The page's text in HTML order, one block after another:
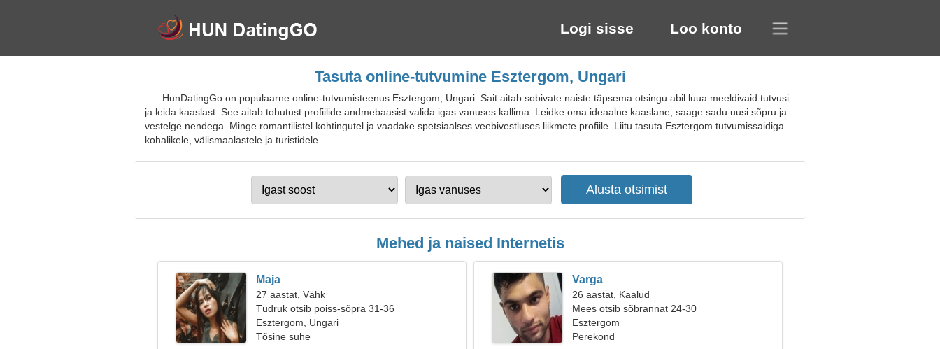
Logi sisse Loo konto
Tasuta online-tutvumine Esztergom, Ungari
HunDatingGo on populaarne online-tutvumisteenus Esztergom, Ungari. Sait aitab sobivate naiste täpsema otsingu abil luua meeldivaid tutvusi
ja leida kaaslast. See aitab tohutust profiilide andmebaasist valida igas vanuses kallima. Leidke oma ideaalne kaaslane, saage sadu uusi sõpru ja
vestelge nendega. Minge romantilistel kohtingutel ja vaadake spetsiaalses veebivestluses liikmete profiile. Liitu tasuta Esztergom tutvumissaidiga
kohalikele, välismaalastele ja turistidele.
Mehed ja naised Internetis
Maja
27 aastat, Vähk
Tüdruk otsib poiss-sõpra 31-36
Esztergom, Ungari
Tõsine suhe
Varga
26 aastat, Kaalud
Mees otsib sõbrannat 24-30
Esztergom
Perekond